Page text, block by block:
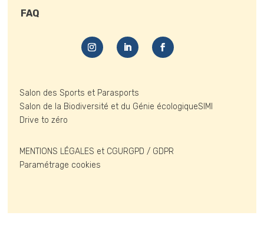
FAQ
Salon des Sports et Parasports
Salon de la Biodiversité et du Génie écologiqueSIMI
Drive to zéro
MENTIONS LÉGALES et CGURGPD / GDPR
Paramétrage cookies